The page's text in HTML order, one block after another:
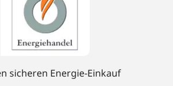
sicheren Energie-Einkauf